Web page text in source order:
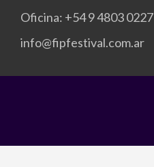
Oficina: +54 9 4803 0227
info@fipfestival.com.ar